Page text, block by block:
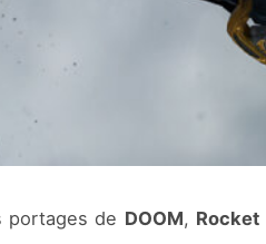
portages de DOOM, Rocket